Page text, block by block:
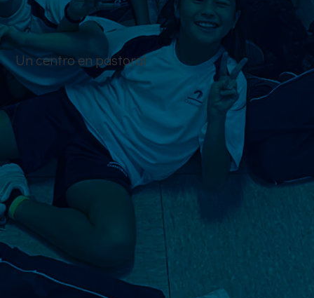
Formamos a los ciudadanos del futuro,
comprometidos con un mundo más justo y humano.
Un centro en pastoral
Desde la pastoral educativa, promovemos valores
como la solidaridad, la responsabilidad y la
espiritualidad. Lo hacemos a través de experiencias
significativas como convivencias, campamentos, el
centro CJC y muchas otras actividades que
refuerzan el sentido de comunidad y trascendencia.